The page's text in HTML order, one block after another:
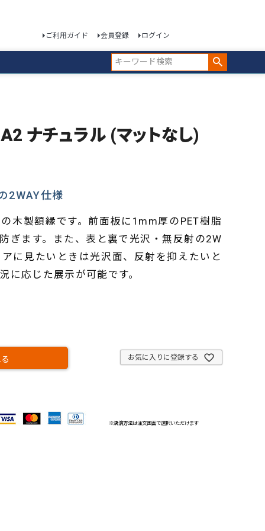
ご利用ガイド 会員登録 ログイン
ナチュラル (マットなし)
2WAY仕様
木製額縁です。前面板に1mm厚のPET樹脂
ぎます。また、表と裏で光沢・無反射の2W
に見たいときは光沢面、反射を抑えたいと
に応じた展示が可能です。
お気に入りに登録する
※決済方法は注文画面で選択いただけます